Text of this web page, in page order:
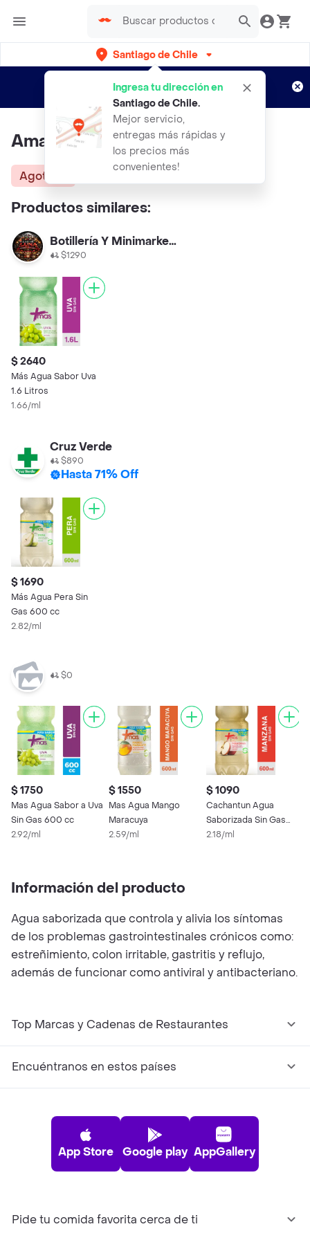
Santiago de Chile
Ingresa tu dirección en
Santiago de Chile.
Mejor servicio,
entregas más rápidas y
los precios más
convenientes!
envíos gratis por semanas
Aplican TyC
Amane Agua de Aloe Vera
Agotado
Productos similares:
Botillería Y Minimarket Luz De Luna
$1290
$ 2640
Más Agua Sabor Uva
1.6 Litros
1.66/ml
Cruz Verde
$890
Hasta 71% Off
$ 1690
Más Agua Pera Sin
Gas 600 cc
2.82/ml
$0
$ 1750
Mas Agua Sabor a Uva
Sin Gas 600 cc
2.92/ml
$ 1550
Mas Agua Mango
Maracuya
2.59/ml
$ 1090
Cachantun Agua
Saborizada Sin Gas
Sabor Manzana 500
2.18/ml
Información del producto
Agua saborizada que controla y alivia los síntomas
de los problemas gastrointestinales crónicos como:
estreñimiento, colon irritable, gastritis y reflujo,
además de funcionar como antiviral y antibacteriano.
Top Marcas y Cadenas de Restaurantes
Encuéntranos en estos países
App Store Google play AppGallery
Pide tu comida favorita cerca de ti